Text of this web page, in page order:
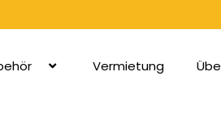
Vermietung